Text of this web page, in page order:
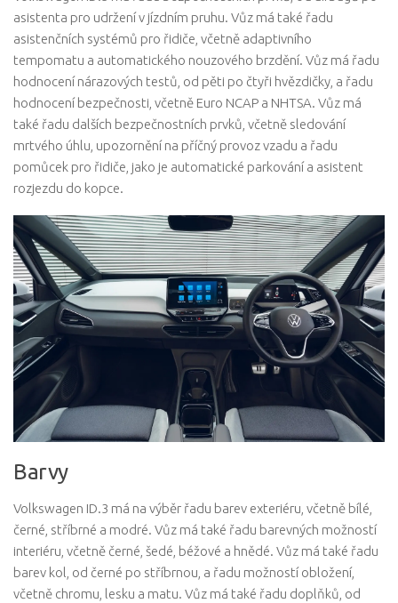
asistenta pro udržení v jízdním pruhu. Vůz má také řadu
asistenčních systémů pro řidiče, včetně adaptivního
tempomatu a automatického nouzového brzdění. Vůz má řadu
hodnocení nárazových testů, od pěti po čtyři hvězdičky, a řadu
hodnocení bezpečnosti, včetně Euro NCAP a NHTSA. Vůz má
také řadu dalších bezpečnostních prvků, včetně sledování
mrtvého úhlu, upozornění na příčný provoz vzadu a řadu
pomůcek pro řidiče, jako je automatické parkování a asistent
rozjezdu do kopce.
Barvy
Volkswagen ID.3 má na výběr řadu barev exteriéru, včetně bílé,
černé, stříbrné a modré. Vůz má také řadu barevných možností
interiéru, včetně černé, šedé, béžové a hnědé. Vůz má také řadu
barev kol, od černé po stříbrnou, a řadu možností obložení,
včetně chromu, lesku a matu. Vůz má také řadu doplňků, od